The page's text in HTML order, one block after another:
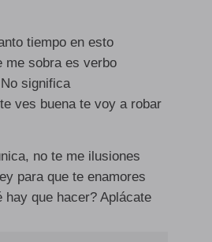
tiempo en esto
me sobra es verbo
No significa
ves buena te voy a robar
no te me ilusiones
para que te enamores
hay que hacer? Aplácate